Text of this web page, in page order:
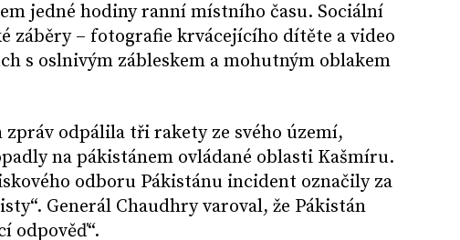
jedné hodiny ranní místního času. Sociální
záběry – fotografie krvácejícího dítěte a video
s oslnivým zábleskem a mohutným oblakem
odpálila tři rakety ze svého území,
na pákistánem ovládané oblasti Kašmíru.
odboru Pákistánu incident označily za
Generál Chaudhry varoval, že Pákistán
odpověď“.